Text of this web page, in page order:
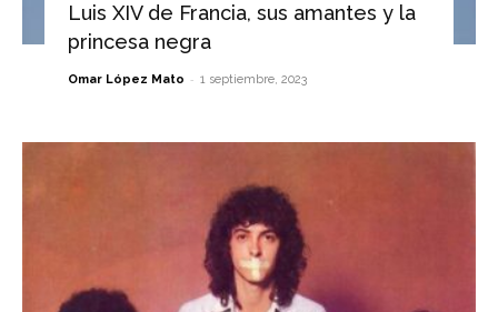
Luis XIV de Francia, sus amantes y la
princesa negra
Omar López Mato - 1 septiembre, 2023